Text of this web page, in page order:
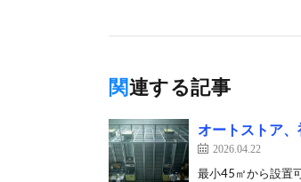
関連する記事
オートストア
2026.04.22
最小45㎡から設置